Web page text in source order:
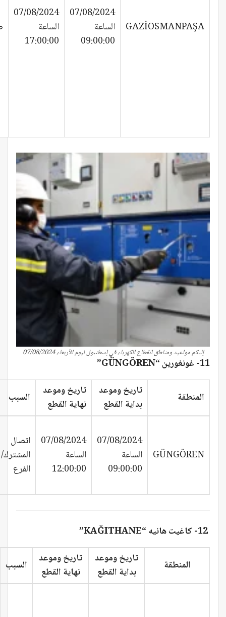
GAZİOSMANPAŞA
07/08/2024
الساعة
09:00:00
07/08/2024
الساعة
17:00:00
إليكم مواعيد ومناطق انقطاع الكهرباء في إسطنبول ليوم الأربعاء 07/08/2024
11- غونغورين “GÜNGÖREN”
المنطقة
تاريخ وموعد
بداية القطع
تاريخ وموعد
نهاية القطع
السبب
GÜNGÖREN
07/08/2024
الساعة
09:00:00
07/08/2024
الساعة
12:00:00
اتصال
المشترك/
الفرع
المنطقة
تاريخ وموعد
بداية القطع
تاريخ وموعد
نهاية القطع
السبب